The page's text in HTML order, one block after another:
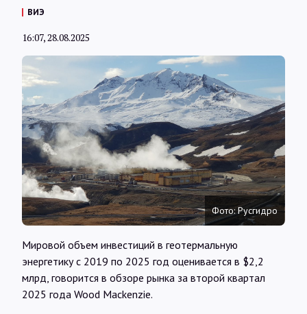
Обзоры
Интервью
Карты
О нас
@Infotek_Russia
ВИЭ
16:07, 28.08.2025
Фото: Русгидро
Мировой объем инвестиций в геотермальную
энергетику с 2019 по 2025 год оценивается в $2,2
млрд, говорится в обзоре рынка за второй квартал
2025 года Wood Mackenzie.